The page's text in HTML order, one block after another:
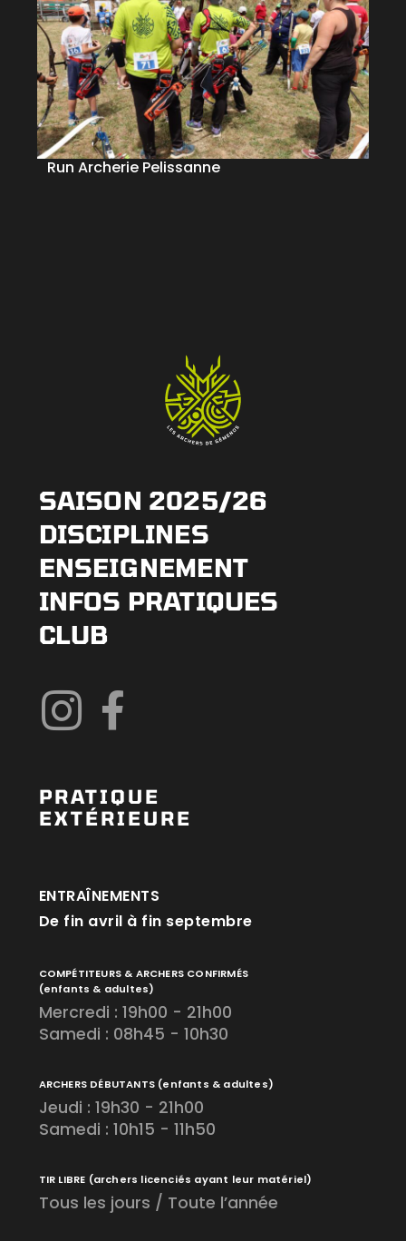
Run Archerie Pelissanne
SAISON 2025/26
DISCIPLINES
ENSEIGNEMENT
INFOS PRATIQUES
CLUB
PRATIQUE
EXTÉRIEURE
ENTRAÎNEMENTS
De fin avril à fin septembre
COMPÉTITEURS & ARCHERS CONFIRMÉS
(enfants & adultes)
Mercredi : 19h00 - 21h00
Samedi : 08h45 - 10h30
ARCHERS DÉBUTANTS (enfants & adultes)
Jeudi : 19h30 - 21h00
Samedi : 10h15 - 11h50
TIR LIBRE (archers licenciés ayant leur matériel)
Tous les jours / Toute l’année